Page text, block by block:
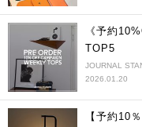
《予約
TOP5
JOURNAL
2026.01.20
【予約10